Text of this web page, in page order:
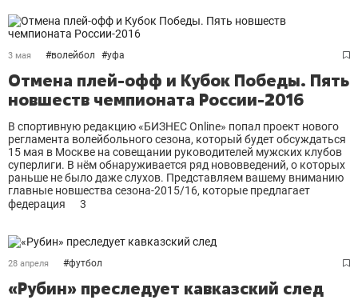
3 мая #волейбол #уфа
Отмена плей-офф и Кубок Победы. Пять
новшеств чемпионата России-2016
В спортивную редакцию «БИЗНЕС Online» попал проект нового
регламента волейбольного сезона, который будет обсуждаться
15 мая в Москве на совещании руководителей мужских клубов
суперлиги. В нём обнаруживается ряд нововведений, о которых
раньше не было даже слухов. Представляем вашему вниманию
главные новшества сезона-2015/16, которые предлагает
федерация
3
28 апреля #футбол
«Рубин» преследует кавказский след